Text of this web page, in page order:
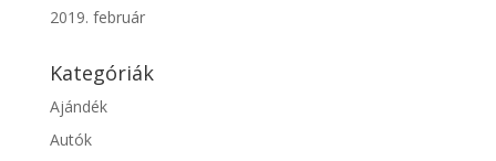
2019. február
Kategóriák
Ajándék
Autók